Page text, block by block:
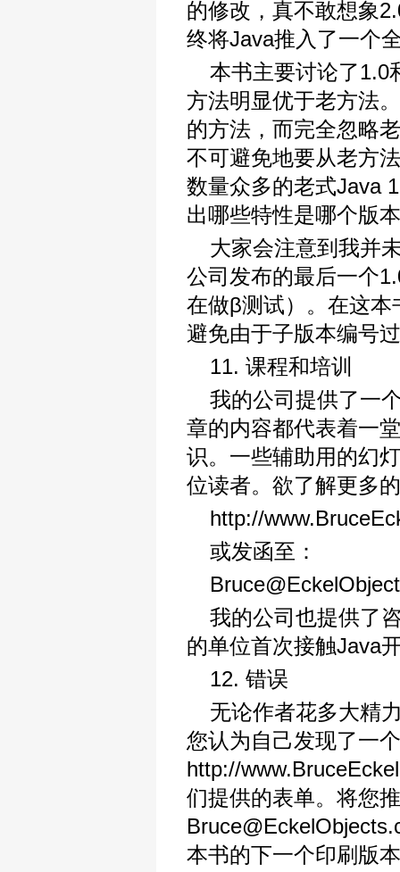
的修改，真不敢想象
终将Java推入了一个
本书主要讨论了1.0
方法明显优于老方法
的方法，而完全忽略
不可避免地要从老方
数量众多的老式Java
出哪些特性是哪个版
大家会注意到我并
公司发布的最后一个
在做β测试）。在这
避免由于子版本编号
11. 课程和培训
我的公司提供了一
章的内容都代表着一
识。一些辅助用的幻
位读者。欲了解更多
http://
或发函至：
我的公司也提供了
的单位首次接触Java
12. 错误
无论作者花多大精
您认为自己发现了一
http://
们提供的表单。将您
本书的下一个印刷版